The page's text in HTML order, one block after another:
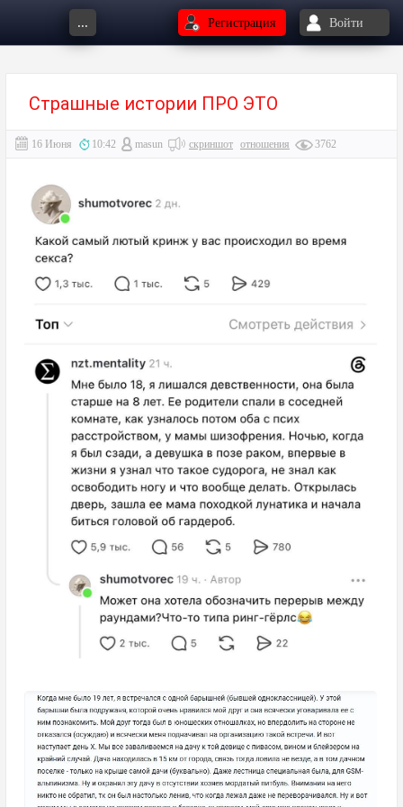
... Регистрация Войти
Страшные истории ПРО ЭТО
16 Июня 10:42 masun скриншот отношения 3762